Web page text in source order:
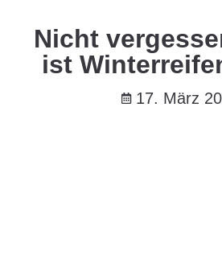
Nicht
ist
17. März